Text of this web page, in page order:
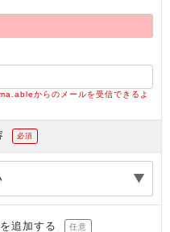
からのメールを受信できるよ
必須
追加する 任意